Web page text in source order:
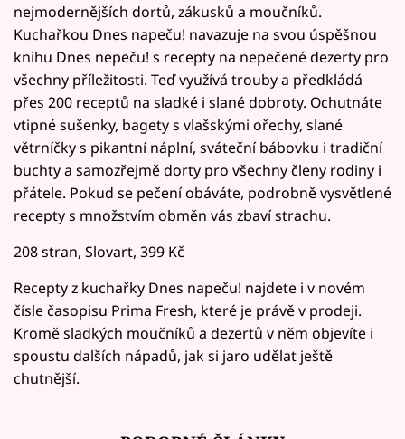
nejmodernějších dortů, zákusků a moučníků.
Kuchařkou Dnes napeču! navazuje na svou úspěšnou
knihu Dnes nepeču! s recepty na nepečené dezerty pro
všechny příležitosti. Teď využívá trouby a předkládá
přes 200 receptů na sladké i slané dobroty. Ochutnáte
vtipné sušenky, bagety s vlašskými ořechy, slané
větrníčky s pikantní náplní, sváteční bábovku i tradiční
buchty a samozřejmě dorty pro všechny členy rodiny i
přátele. Pokud se pečení obáváte, podrobně vysvětlené
recepty s množstvím obměn vás zbaví strachu.
208 stran, Slovart, 399 Kč
Recepty z kuchařky Dnes napeču! najdete i v novém
čísle časopisu Prima Fresh, které je právě v prodeji.
Kromě sladkých moučníků a dezertů v něm objevíte i
spoustu dalších nápadů, jak si jaro udělat ještě
chutnější.